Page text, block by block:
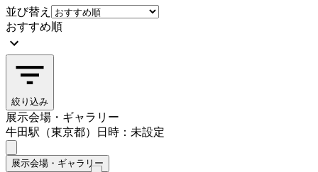
並び替え
おすすめ順
絞り込み
展示会場・ギャラリー
牛田駅（東京都）
日時：未設定
展示会場・ギャラリー